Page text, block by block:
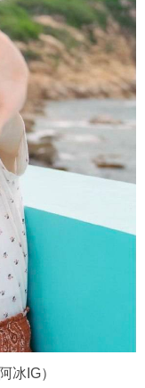
冰IG）